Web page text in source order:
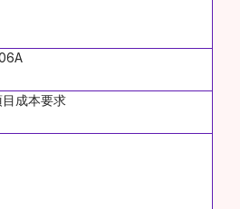
成本要求